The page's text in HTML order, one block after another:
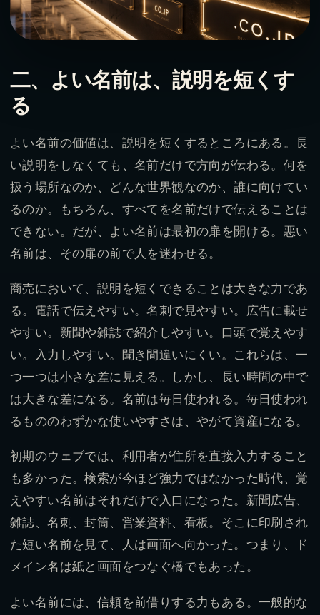
二、よい名前は、説明を短くす
る
よい名前の価値は、説明を短くするところにある。長
い説明をしなくても、名前だけで方向が伝わる。何を
扱う場所なのか、どんな世界観なのか、誰に向けてい
るのか。もちろん、すべてを名前だけで伝えることは
できない。だが、よい名前は最初の扉を開ける。悪い
名前は、その扉の前で人を迷わせる。
商売において、説明を短くできることは大きな力であ
る。電話で伝えやすい。名刺で見やすい。広告に載せ
やすい。新聞や雑誌で紹介しやすい。口頭で覚えやす
い。入力しやすい。聞き間違いにくい。これらは、一
つ一つは小さな差に見える。しかし、長い時間の中で
は大きな差になる。名前は毎日使われる。毎日使われ
るもののわずかな使いやすさは、やがて資産になる。
初期のウェブでは、利用者が住所を直接入力すること
も多かった。検索が今ほど強力ではなかった時代、覚
えやすい名前はそれだけで入口になった。新聞広告、
雑誌、名刺、封筒、営業資料、看板。そこに印刷され
た短い名前を見て、人は画面へ向かった。つまり、ド
メイン名は紙と画面をつなぐ橋でもあった。
よい名前には、信頼を前借りする力もある。一般的な